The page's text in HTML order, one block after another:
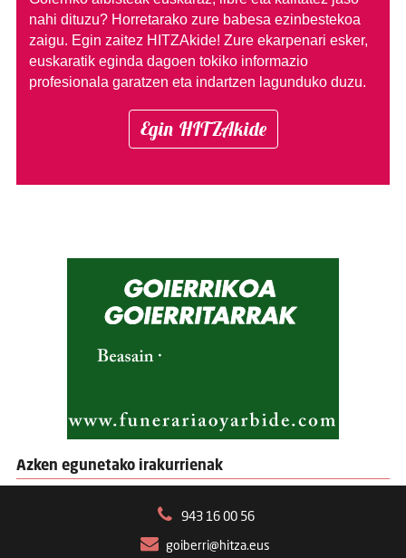
nahi dituzu? Horretarako zure babesa ezinbestekoa
zaigu. Egin zaitez HITZAkide! Zure ekarpenari esker,
euskaratik eginda dagoen tokiko informazio
profesionala garatzen eta indartzen lagunduko duzu.
Egin HITZAkide
Azken egunetako irakurrienak
943 16 00 56
goiberri@hitza.eus